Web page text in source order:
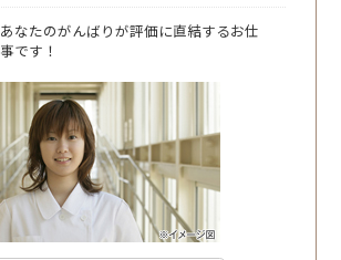
あなたのがんばりが評価に直結するお仕
事です！